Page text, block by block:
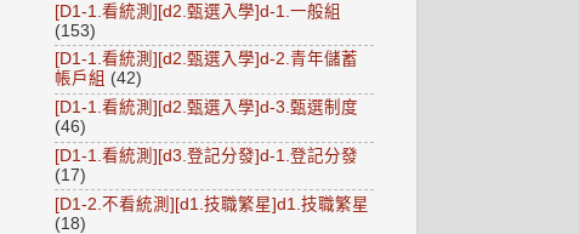
[D1-1.看統測][d2.甄選入學]d-1.一般組
(153)
[D1-1.看統測][d2.甄選入學]d-2.青年儲蓄
帳戶組 (42)
[D1-1.看統測][d2.甄選入學]d-3.甄選制度
(46)
[D1-1.看統測][d3.登記分發]d-1.登記分發
(17)
[D1-2.不看統測][d1.技職繁星]d1.技職繁星
(18)